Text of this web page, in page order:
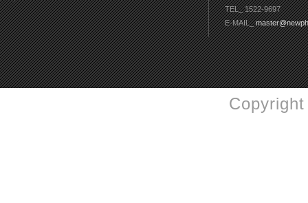
TEL_ 1522-9697
E-MAIL_